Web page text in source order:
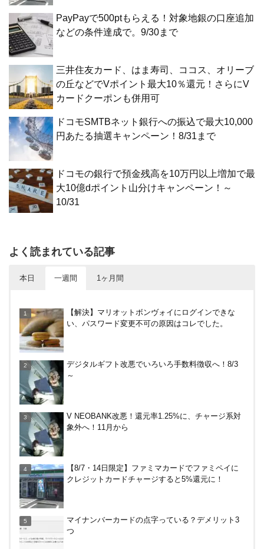
PayPayで500ptもらえる！対象地銀の口座追加
などの条件達成で。9/30まで
三井住友カード、はま寿司、ココス、オリーブ
の丘などでVポイント最大10％還元！さらにV
カードクーポンも併用可
ドコモSMTBネット銀行への振込で最大10,000
円あたる抽選キャンペーン！8/31まで
ドコモの銀行で預金残高を10万円以上増加で最
大10億dポイント山分けキャンペーン！～
10/31
よく読まれている記事
本日 一週間 1ヶ月間
上げる鍵になる！オートチャージなどメリット・デ
メリットまとめ
型）を3ヶ月使ってみた感想
～
たる抽選キャンペーン！8/31まで
の条件達成で。9/30まで
【解決】マリオットボンヴォイにログインできな
い、パスワード変更不可の原因はコレでした。
デジタルギフト改悪でいろいろ手数料徴収へ！8/3
～
V NEOBANK改悪！還元率1.25%に、チャージ系対
象外へ！11月から
【8/7・14日限定】ファミマカードでファミペイに
クレジットカードチャージすると5%還元に！
マイナンバーカードの点字っている？デメリット3
つ